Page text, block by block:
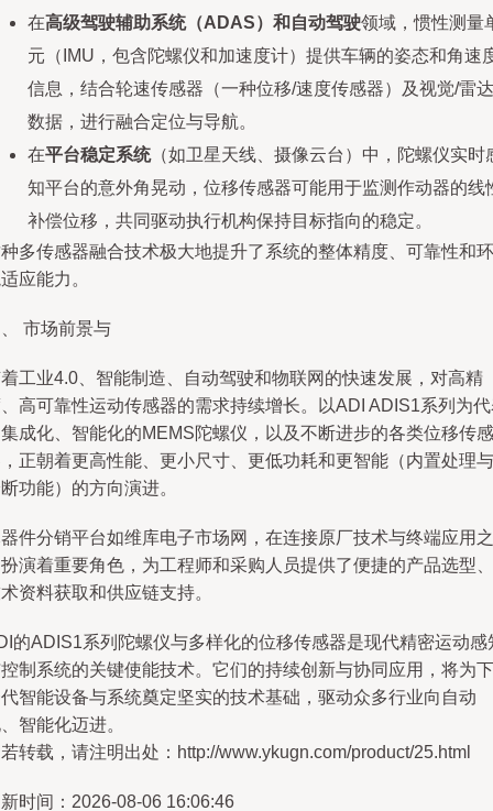
在高级驾驶辅助系统（ADAS）和自动驾驶领域，惯性测量
元（IMU，包含陀螺仪和加速度计）提供车辆的姿态和角速
信息，结合轮速传感器（一种位移/速度传感器）及视觉/雷达
数据，进行融合定位与导航。
在平台稳定系统（如卫星天线、摄像云台）中，陀螺仪实时
知平台的意外角晃动，位移传感器可能用于监测作动器的线
补偿位移，共同驱动执行机构保持目标指向的稳定。
多传感器融合技术极大地提升了系统的整体精度、可靠性和环
应能力。
市场前景与
工业4.0、智能制造、自动驾驶和物联网的快速发展，对高精
高可靠性运动传感器的需求持续增长。以ADI ADIS1系列为
成化、智能化的MEMS陀螺仪，以及不断进步的各类位移传感
正朝着更高性能、更小尺寸、更低功耗和更智能（内置处理与
功能）的方向演进。
件分销平台如维库电子市场网，在连接原厂技术与终端应用之
演着重要角色，为工程师和采购人员提供了便捷的产品选型、
资料获取和供应链支持。
的ADIS1系列陀螺仪与多样化的位移传感器是现代精密运动感
制系统的关键使能技术。它们的持续创新与协同应用，将为下
智能设备与系统奠定坚实的技术基础，驱动众多行业向自动
智能化迈进。
转载，请注明出处：http://www.ykugn.com/product/25.html
时间：2026-08-06 16:06:46